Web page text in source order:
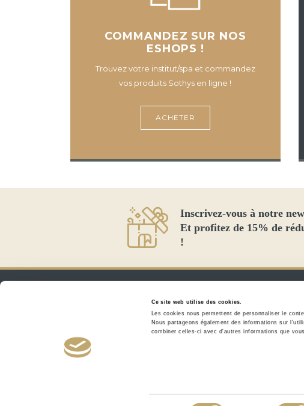
Ce site web utilise des cookies.
Les cookies nous permettent de personnaliser le
Nous partageons également des informations sur
combiner celles-ci avec d'autres informations que
COMMANDEZ SUR NOS
ESHOPS !
Trouvez votre institut/spa et commandez
vos produits Sothys en ligne !
ACHETER
Inscrivez-vous à notre
Et profitez de 15% de
!
Facebook